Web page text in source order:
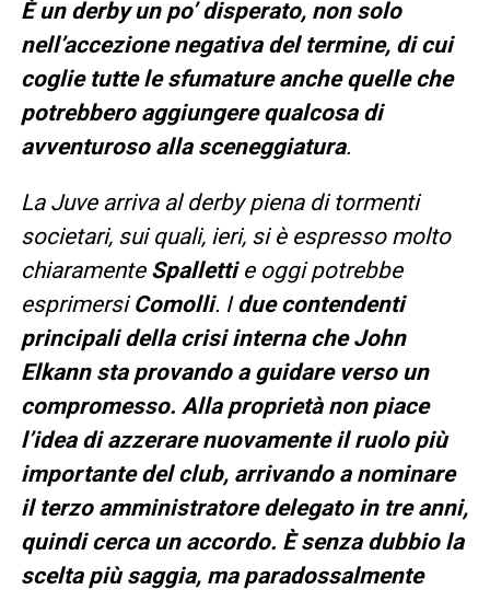
È un derby un po’ disperato, non solo
nell’accezione negativa del termine, di cui
coglie tutte le sfumature anche quelle che
potrebbero aggiungere qualcosa di
avventuroso alla sceneggiatura.
La Juve arriva al derby piena di tormenti
societari, sui quali, ieri, si è espresso molto
chiaramente Spallettie oggi potrebbe
esprimersiComolli. Idue contendenti
principali della crisi interna che John
Elkann sta provando a guidare verso un
compromesso. Alla proprietà non piace
l’idea di azzerare nuovamente il ruolo più
importante del club, arrivando a nominare
il terzo amministratore delegato in tre anni,
quindi cerca un accordo. È senza dubbio la
scelta più saggia, ma paradossalmente